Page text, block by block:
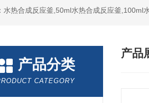
水热合成反应釜,50ml水热合成反应釜,100ml
产品分类
CATEGORY
产品